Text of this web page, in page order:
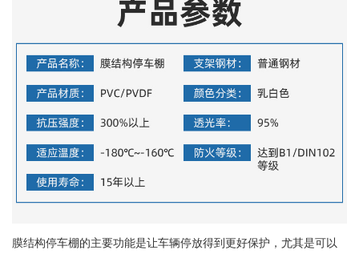
膜结构停车棚的主要功能是让车辆停放得到更好保护，尤其是可以